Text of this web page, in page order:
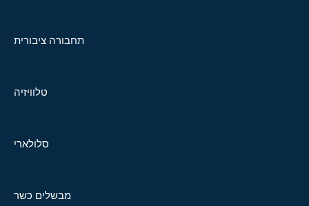
תחבורה ציבורית
טלוויזיה
סלולארי
מבשלים כשר